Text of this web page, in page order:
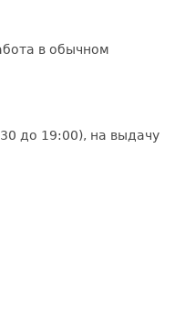
в обычном
до 19:00), на выдачу